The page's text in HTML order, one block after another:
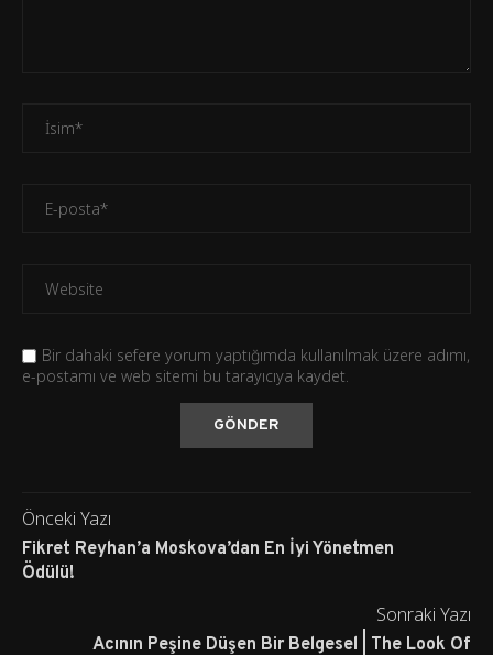
Bir dahaki sefere yorum yaptığımda kullanılmak üzere adımı,
e-postamı ve web sitemi bu tarayıcıya kaydet.
Önceki Yazı
Fikret Reyhan’a Moskova’dan En İyi Yönetmen
Ödülü!
Sonraki Yazı
Acının Peşine Düşen Bir Belgesel | The Look Of